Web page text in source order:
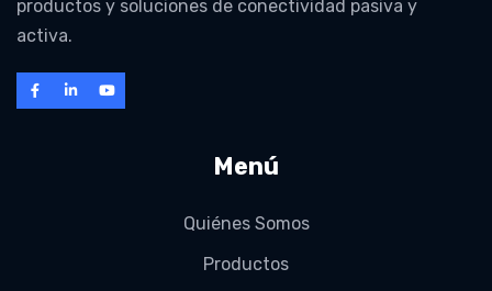
productos y soluciones de conectividad pasiva y
activa.
Menú
Quiénes Somos
Productos